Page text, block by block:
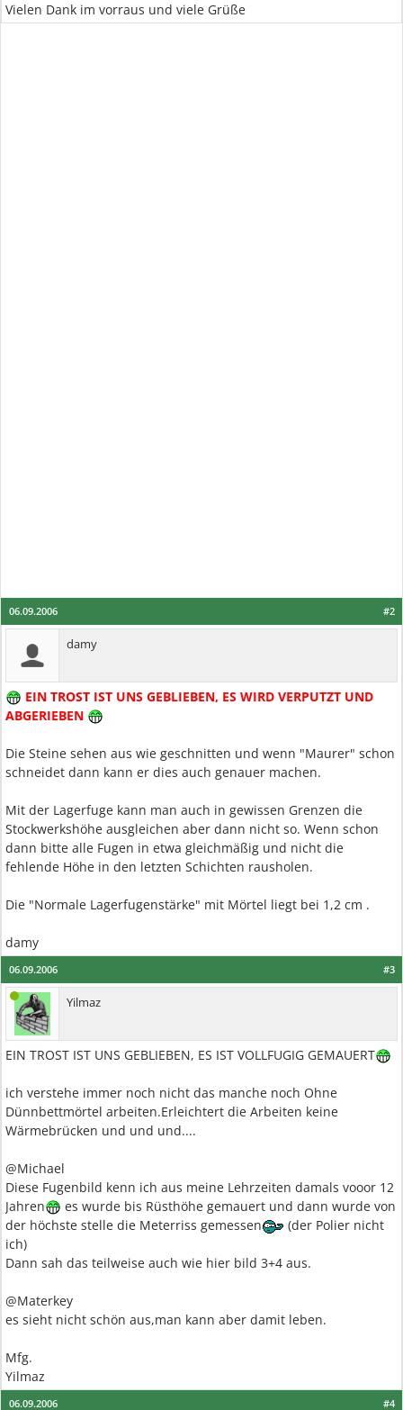
Vielen Dank im vorraus und viele Grüße
#2
06.09.2006
damy
EIN TROST IST UNS GEBLIEBEN, ES WIRD VERPUTZT UND
ABGERIEBEN
Die Steine sehen aus wie geschnitten und wenn "Maurer" schon
schneidet dann kann er dies auch genauer machen.
Mit der Lagerfuge kann man auch in gewissen Grenzen die
Stockwerkshöhe ausgleichen aber dann nicht so. Wenn schon
dann bitte alle Fugen in etwa gleichmäßig und nicht die
fehlende Höhe in den letzten Schichten rausholen.
Die "Normale Lagerfugenstärke" mit Mörtel liegt bei 1,2 cm .
damy
#3
06.09.2006
Yilmaz
EIN TROST IST UNS GEBLIEBEN, ES IST VOLLFUGIG GEMAUERT
ich verstehe immer noch nicht das manche noch Ohne
Dünnbettmörtel arbeiten.Erleichtert die Arbeiten keine
Wärmebrücken und und und....
@Michael
Diese Fugenbild kenn ich aus meine Lehrzeiten damals vooor 12
Jahren
es wurde bis Rüsthöhe gemauert und dann wurde von
der höchste stelle die Meterriss gemessen
(der Polier nicht
ich)
Dann sah das teilweise auch wie hier bild 3+4 aus.
@Materkey
es sieht nicht schön aus,man kann aber damit leben.
Mfg.
Yilmaz
#4
06.09.2006